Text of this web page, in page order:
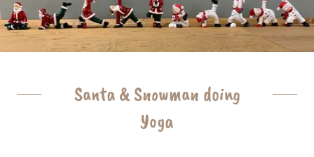
Santa & Snowman doing
Yoga